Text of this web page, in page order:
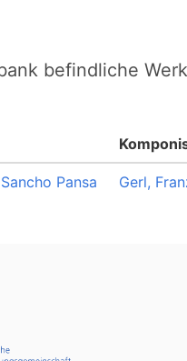
befindliche
Pansa Gerl,